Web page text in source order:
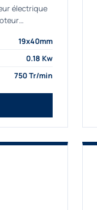
électrique
19x40mm
0.18 Kw
750 Tr/min